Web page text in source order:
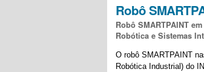
Robô
Robô SMARTPAINT
Robótica e Sistemas
O robô SMARTPAINT
Robótica Industrial) do